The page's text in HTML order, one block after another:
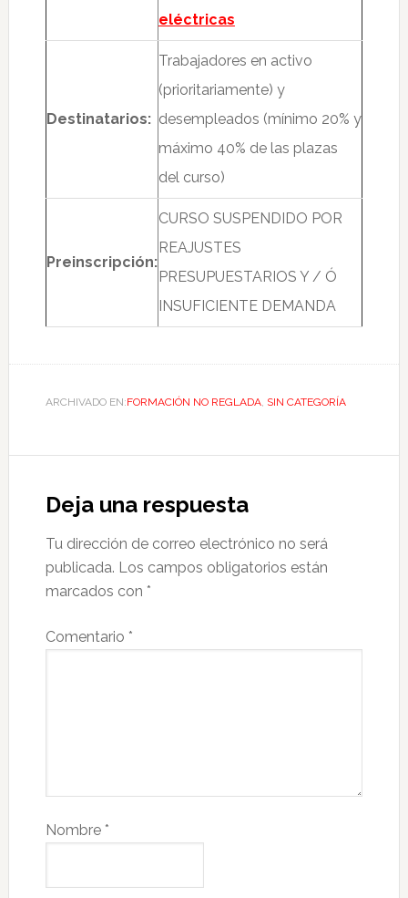
eléctricas
Destinatarios:
Trabajadores en activo
(prioritariamente) y
desempleados (mínimo 20% y
máximo 40% de las plazas
del curso)
Preinscripción:
CURSO SUSPENDIDO POR
REAJUSTES
PRESUPUESTARIOS Y / Ó
INSUFICIENTE DEMANDA
ARCHIVADO EN:FORMACIÓN NO REGLADA, SIN CATEGORÍA
Deja una respuesta
Tu dirección de correo electrónico no será
publicada. Los campos obligatorios están
marcados con *
Comentario *
Nombre *